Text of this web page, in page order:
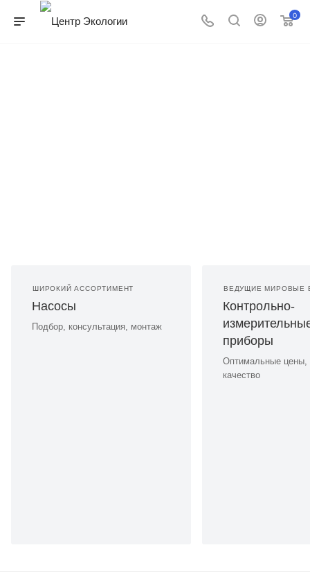
0
ШИРОКИЙ АССОРТИМЕНТ
Насосы
Подбор, консультация, монтаж
ВЕДУЩИЕ МИРОВЫЕ
Контрольно-
приборы
Оптимальные цены,
качество